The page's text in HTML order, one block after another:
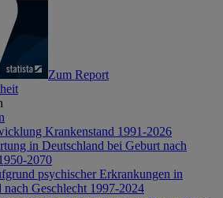
Zum Report
Krankenstand 1991-2026
in Deutschland bei Geburt nach
2070
psychischer Erkrankungen in
nach Geschlecht 1997-2024